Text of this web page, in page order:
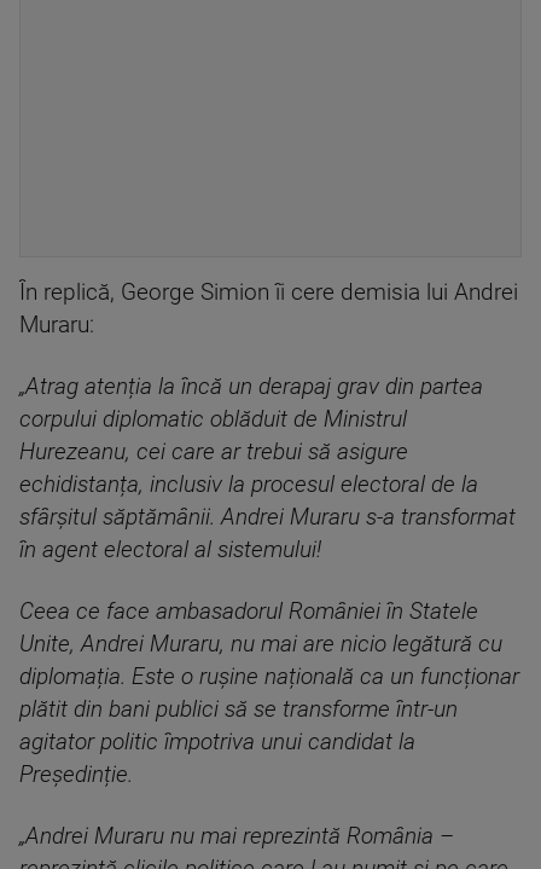
În replică, George Simion îi cere demisia lui Andrei
Muraru:
„Atrag atenția la încă un derapaj grav din partea
corpului diplomatic oblăduit de Ministrul
Hurezeanu, cei care ar trebui să asigure
echidistanța, inclusiv la procesul electoral de la
sfârșitul săptămânii. Andrei Muraru s-a transformat
în agent electoral al sistemului!
Ceea ce face ambasadorul României în Statele
Unite, Andrei Muraru, nu mai are nicio legătură cu
diplomația. Este o rușine națională ca un funcționar
plătit din bani publici să se transforme într-un
agitator politic împotriva unui candidat la
Președinție.
„Andrei Muraru nu mai reprezintă România –